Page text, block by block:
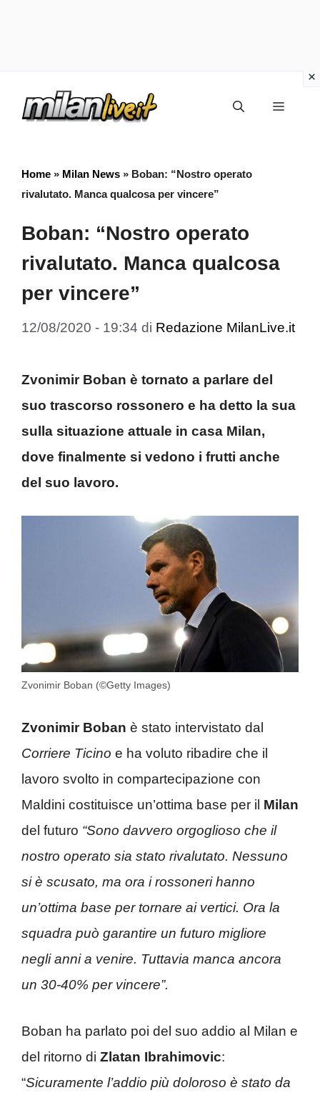
Menu
Home » Milan News » Boban: “Nostro operato
rivalutato. Manca qualcosa per vincere”
Boban: “Nostro operato
rivalutato. Manca qualcosa
per vincere”
12/08/2020 - 19:34 di Redazione MilanLive.it
Zvonimir Boban è tornato a parlare del
suo trascorso rossonero e ha detto la sua
sulla situazione attuale in casa Milan,
dove finalmente si vedono i frutti anche
del suo lavoro.
Zvonimir Boban (©Getty Images)
Zvonimir Boban è stato intervistato dal
Corriere Ticino e ha voluto ribadire che il
lavoro svolto in compartecipazione con
Maldini costituisce un’ottima base per il Milan
del futuro “Sono davvero orgoglioso che il
nostro operato sia stato rivalutato. Nessuno
si è scusato, ma ora i rossoneri hanno
un’ottima base per tornare ai vertici. Ora la
squadra può garantire un futuro migliore
negli anni a venire. Tuttavia manca ancora
un 30-40% per vincere”.
Boban ha parlato poi del suo addio al Milan e
del ritorno di Zlatan Ibrahimovic:
“Sicuramente l’addio più doloroso è stato da